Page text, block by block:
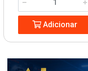
Adicionar